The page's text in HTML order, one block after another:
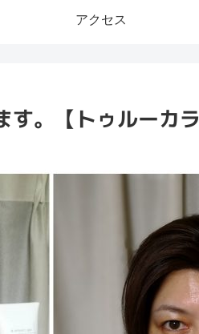
アクセス
す。【トゥルーカ